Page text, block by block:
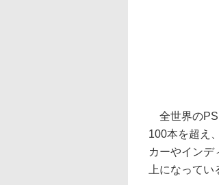
全世界のPS
100本を超え
カーやインデ
上になってい